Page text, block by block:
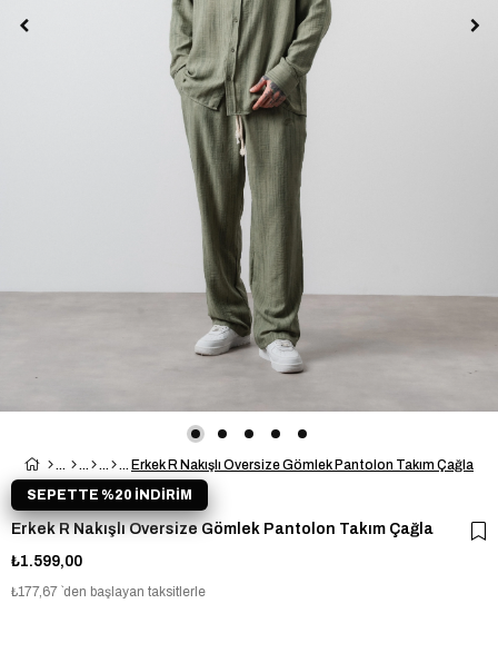
Erkek R Nakışlı Oversize Gömlek Pantolon Takım Çağla
Erkek R Nakışlı Oversize Gömlek Pantolon Takım Çağla
₺1.599,00
₺177,67 `den başlayan taksitlerle
SEPETTE %20 İNDİRİM